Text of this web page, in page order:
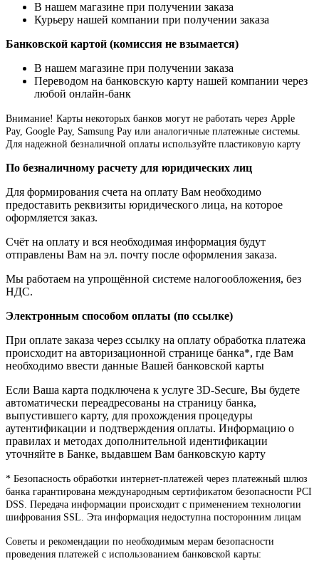
В нашем магазине при получении заказа
Курьеру нашей компании при получении заказа
Банковской картой (комиссия не взымается)
В нашем магазине при получении заказа
Переводом на банковскую карту нашей компании через
любой онлайн-банк
Внимание! Карты некоторых банков могут не работать через Apple
Pay, Google Pay, Samsung Pay или аналогичные платежные системы.
Для надежной безналичной оплаты используйте пластиковую карту
По безналичному расчету для юридических лиц
Для формирования счета на оплату Вам необходимо
предоставить реквизиты юридического лица, на которое
оформляется заказ.
Счёт на оплату и вся необходимая информация будут
отправлены Вам на эл. почту после оформления заказа.
Мы работаем на упрощённой системе налогообложения, без
НДС.
Электронным способом оплаты (по ссылке)
При оплате заказа через ссылку на оплату обработка платежа
происходит на авторизационной странице банка*, где Вам
необходимо ввести данные Вашей банковской карты
Если Ваша карта подключена к услуге 3D-Secure, Вы будете
автоматически переадресованы на страницу банка,
выпустившего карту, для прохождения процедуры
аутентификации и подтверждения оплаты. Информацию о
правилах и методах дополнительной идентификации
уточняйте в Банке, выдавшем Вам банковскую карту
* Безопасность обработки интернет-платежей через платежный шлюз
банка гарантирована международным сертификатом безопасности PCI
DSS. Передача информации происходит с применением технологии
шифрования SSL. Эта информация недоступна посторонним лицам
Советы и рекомендации по необходимым мерам безопасности
проведения платежей с использованием банковской карты: